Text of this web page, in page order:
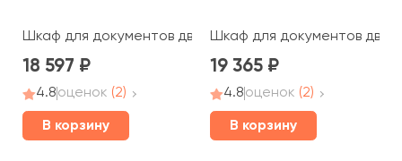
Шкаф для документов две глухие двери без замка
18 597
4.8оценок (2)
В корзину
Шкаф для документов две
19 365
4.8оценок (2)
В корзину